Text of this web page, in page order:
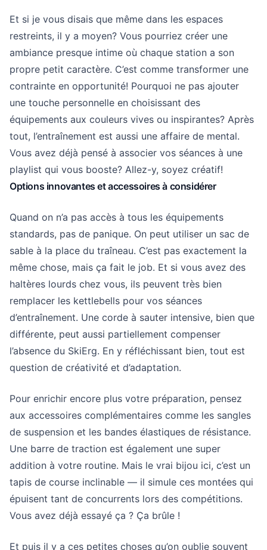
Et si je vous disais que même dans les espaces
restreints, il y a moyen? Vous pourriez créer une
ambiance presque intime où chaque station a son
propre petit caractère. C’est comme transformer une
contrainte en opportunité! Pourquoi ne pas ajouter
une touche personnelle en choisissant des
équipements aux couleurs vives ou inspirantes? Après
tout, l’entraînement est aussi une affaire de mental.
Vous avez déjà pensé à associer vos séances à une
playlist qui vous booste? Allez-y, soyez créatif!
Options innovantes et accessoires à considérer
Quand on n’a pas accès à tous les équipements
standards, pas de panique. On peut utiliser un sac de
sable à la place du traîneau. C’est pas exactement la
même chose, mais ça fait le job. Et si vous avez des
haltères lourds chez vous, ils peuvent très bien
remplacer les kettlebells pour vos séances
d’entraînement. Une corde à sauter intensive, bien que
différente, peut aussi partiellement compenser
l’absence du SkiErg. En y réfléchissant bien, tout est
question de créativité et d’adaptation.
Pour enrichir encore plus votre préparation, pensez
aux accessoires complémentaires comme les sangles
de suspension et les bandes élastiques de résistance.
Une barre de traction est également une super
addition à votre routine. Mais le vrai bijou ici, c’est un
tapis de course inclinable — il simule ces montées qui
épuisent tant de concurrents lors des compétitions.
Vous avez déjà essayé ça ? Ça brûle !
Et puis il y a ces petites choses qu’on oublie souvent